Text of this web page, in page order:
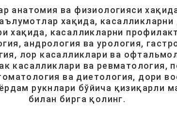
анатомия ва физиологияси
хақида, касалликларни
хақида, касалликларни
андрология ва урология,
лор касалликлари ва
касалликлари ва ревматология,
ва диетология, дори
рукнлари бўйича қизиқарли
билан бирга қолинг.